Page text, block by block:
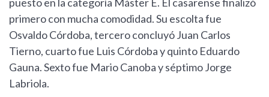
primero con mucha comodidad. Su escolta fue
Osvaldo Córdoba, tercero concluyó Juan Carlos
Tierno, cuarto fue Luis Córdoba y quinto Eduardo
Gauna. Sexto fue Mario Canoba y séptimo Jorge
Labriola.